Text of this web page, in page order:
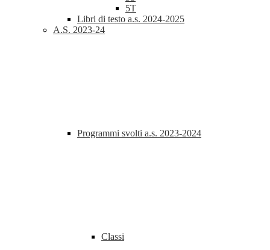
5T
Libri di testo a.s. 2024-2025
A.S. 2023-24
Programmi svolti a.s. 2023-2024
Classi